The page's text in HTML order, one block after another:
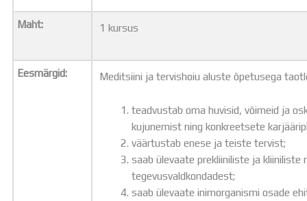
Dokumendid
Uudised
Vilistlastele
Toitlustamine
Õpilasesindus
Tööpakkumised
Maht: 1 kursus
Eesmärgid: Meditsiini ja tervishoiu aluste õpetusega
teadvustab oma huvisid, võimeid ja
kujunemist ning konkreetsete
väärtustab enese ja teiste tervist;
saab ülevaate prekliiniliste ja
tegevusvaldkondadest;
saab ülevaate inimorganismi osade